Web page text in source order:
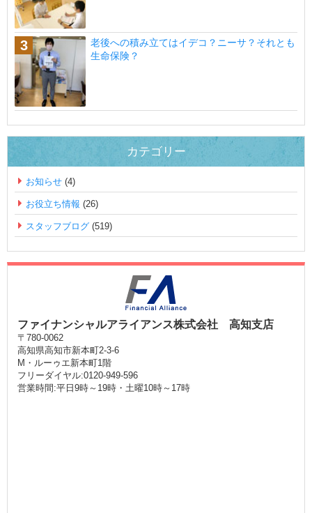
老後への積み立てはイデコ？ニーサ？それとも
生命保険？
カテゴリー
お知らせ (4)
お役立ち情報 (26)
スタッフブログ (519)
ファイナンシャルアライアンス株式会社 高知支店
〒780-0062
高知県高知市新本町2-3-6
M・ルーゥエ新本町1階
フリーダイヤル:0120-949-596
営業時間:平日9時～19時・土曜10時～17時